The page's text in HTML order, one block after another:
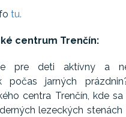
tu.
centrum Trenčín:
pre deti aktívny a
počas jarných
centra Trenčín, kde
lezeckých stenách